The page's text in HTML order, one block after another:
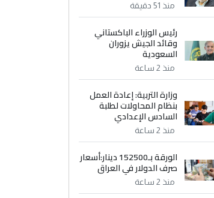
منذ 51 دقيقة
رئيس الوزراء الباكستاني
وقائد الجيش يزوران
السعودية
منذ 2 ساعة
وزارة التربية: إعادة العمل
بنظام المحاولات لطلبة
السادس الإعدادي
منذ 2 ساعة
الورقة بـ152500 دينار:أسعار
صرف الدولار في العراق
منذ 2 ساعة